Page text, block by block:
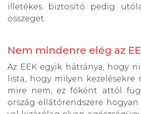
illetékes biztosító pedig
összeget.
Nem mindenre elég az
Az EEK egyik hátránya, hogy
lista, hogy milyen kezelésekre
mire nem, ez főként attól
ország ellátórendszere hogyan